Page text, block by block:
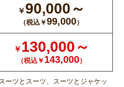
￥90,000 ～
（税込￥99,000）
￥130,000 ～
（税込￥143,000）
ツとスーツ、スーツとジャケッ